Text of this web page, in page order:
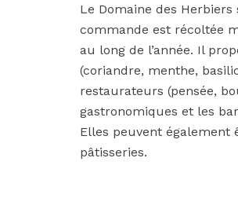
Le Domaine des
commande est récoltée
au long de l’année. Il
(coriandre, menthe,
restaurateurs (pensée,
gastronomiques et les
Elles peuvent également
pâtisseries.